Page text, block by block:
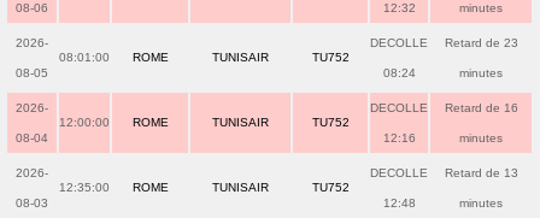
08-06 12:32 minutes
2026-
08-05
08:01:00 ROME TUNISAIR TU752
DECOLLE
08:24
Retard de 23
minutes
2026-
08-04
12:00:00 ROME TUNISAIR TU752
DECOLLE
12:16
Retard de 16
minutes
2026-
08-03
12:35:00 ROME TUNISAIR TU752
DECOLLE
12:48
Retard de 13
minutes